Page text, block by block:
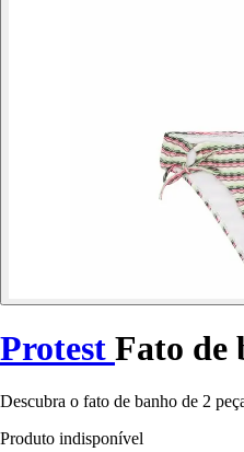
Protest Fato de
Descubra o fato de banho de 2
Produto indisponível